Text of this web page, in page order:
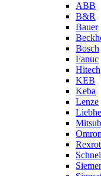
ABB
B&R
Bauer
Bosch
Fanuc
Hitech
KEB
Keba
Lenze
Omron